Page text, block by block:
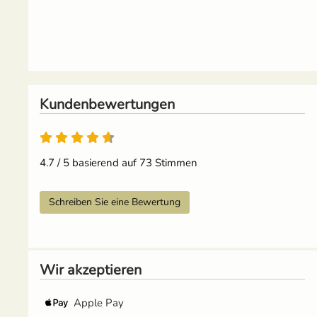
Kundenbewertungen
4.7 von 5
4.7 / 5 basierend auf 73 Stimmen
Schreiben Sie eine Bewertung
Wir akzeptieren
Apple Pay